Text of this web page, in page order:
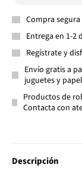
Compra segura
Entrega en 1-2
Regístrate y
Envío gratis a
juguetes y
Productos de
Contacta con
Descripción